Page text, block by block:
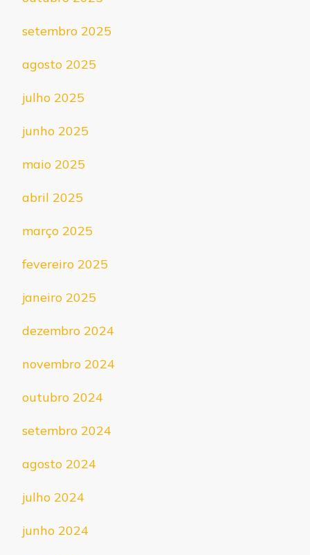
setembro 2025
agosto 2025
julho 2025
junho 2025
maio 2025
abril 2025
março 2025
fevereiro 2025
janeiro 2025
dezembro 2024
novembro 2024
outubro 2024
setembro 2024
agosto 2024
julho 2024
junho 2024